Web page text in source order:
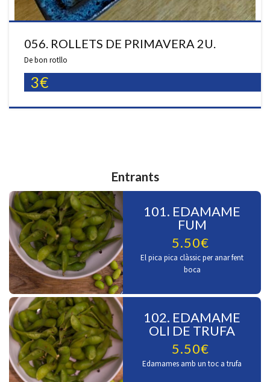
056. ROLLETS DE PRIMAVERA 2U.
De bon rotllo
3€
Entrants
101. EDAMAME
FUM
5.50€
El pica pica clàssic per anar fent
boca
102. EDAMAME
OLI DE TRUFA
5.50€
Edamames amb un toc a trufa